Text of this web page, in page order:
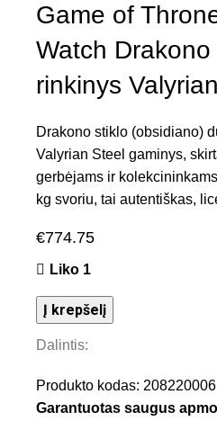
Game of
Watch
rinkinys
Drakono stiklo (obsidiano)
Valyrian Steel gaminys,
gerbėjams ir
kg svoriu, tai autentiškas,
€774.75
Liko 1
Į krepšelį
Dalintis:
Produkto kodas: 208220006
Garantuotas saugus